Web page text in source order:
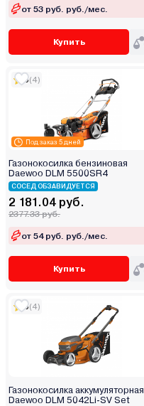
от 53 руб. руб./мес.
Купить
Под заказ 5 дней
5(4)
Газонокосилка бензиновая
Daewoo DLM 5500SR4
СОСЕД ОБЗАВИДУЕТСЯ
2 181.04 руб.
2377.33 руб.
от 54 руб. руб./мес.
Купить
5(4)
Газонокосилка аккумуляторная
Daewoo DLM 5042Li-SV Set